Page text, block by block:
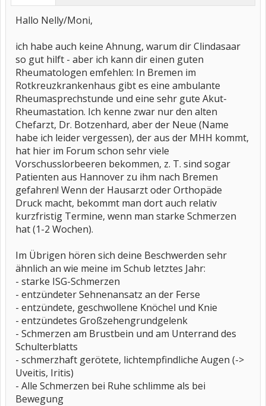
Hallo Nelly/Moni,
ich habe auch keine Ahnung, warum dir Clindasaar
so gut hilft - aber ich kann dir einen guten
Rheumatologen emfehlen: In Bremen im
Rotkreuzkrankenhaus gibt es eine ambulante
Rheumasprechstunde und eine sehr gute Akut-
Rheumastation. Ich kenne zwar nur den alten
Chefarzt, Dr. Botzenhard, aber der Neue (Name
habe ich leider vergessen), der aus der MHH kommt,
hat hier im Forum schon sehr viele
Vorschusslorbeeren bekommen, z. T. sind sogar
Patienten aus Hannover zu ihm nach Bremen
gefahren! Wenn der Hausarzt oder Orthopäde
Druck macht, bekommt man dort auch relativ
kurzfristig Termine, wenn man starke Schmerzen
hat (1-2 Wochen).
Im Übrigen hören sich deine Beschwerden sehr
ähnlich an wie meine im Schub letztes Jahr:
- starke ISG-Schmerzen
- entzündeter Sehnenansatz an der Ferse
- entzündete, geschwollene Knöchel und Knie
- entzündetes Großzehengrundgelenk
- Schmerzen am Brustbein und am Unterrand des
Schulterblatts
- schmerzhaft gerötete, lichtempfindliche Augen (->
Uveitis, Iritis)
- Alle Schmerzen bei Ruhe schlimme als bei
Bewegung